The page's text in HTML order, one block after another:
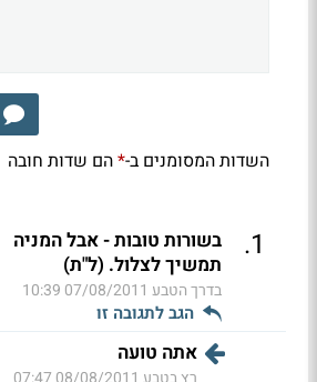
השדות המסומנים ב-*הם שדות חובה
1
.
בשורות טובות - אבל המניה
תמשיך לצלול. (ל"ת)
בדרך הטבע 07/08/2011 10:39
הגב לתגובה זו
אתה טועה